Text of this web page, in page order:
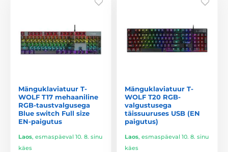
Mänguklaviatuur T-
WOLF T17 mehaaniline
RGB-taustvalgusega
Blue switch Full size
EN-paigutus
Laos, esmaspäeval 10. 8. sinu
käes
Mänguklaviatuur T-
WOLF T20 RGB-
valgustusega
täissuuruses USB (EN
paigutus)
Laos, esmaspäeval 10. 8. sinu
käes